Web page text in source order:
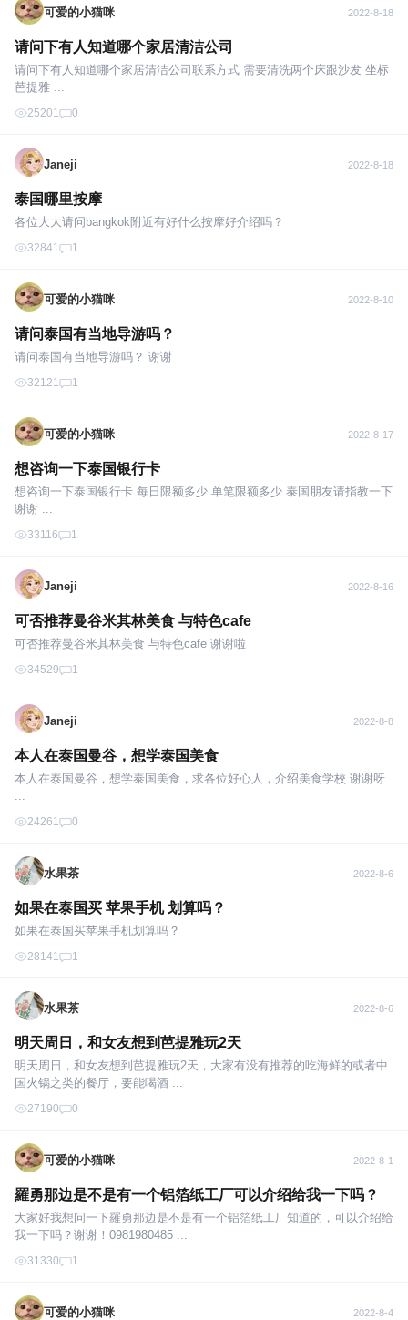
可爱的小猫咪 2022-8-18
请问下有人知道哪个家居清洁公司
请问下有人知道哪个家居清洁公司联系方式 需要清洗两个床跟沙发 坐标
芭提雅 ...
25201 0
Janeji 2022-8-18
泰国哪里按摩
各位大大请问bangkok附近有好什么按摩好介绍吗？
32841 1
可爱的小猫咪 2022-8-10
请问泰国有当地导游吗？
请问泰国有当地导游吗？ 谢谢
32121 1
可爱的小猫咪 2022-8-17
想咨询一下泰国银行卡
想咨询一下泰国银行卡 每日限额多少 单笔限额多少 泰国朋友请指教一下
谢谢 ...
33116 1
Janeji 2022-8-16
可否推荐曼谷米其林美食 与特色cafe
可否推荐曼谷米其林美食 与特色cafe 谢谢啦
34529 1
Janeji 2022-8-8
本人在泰国曼谷，想学泰国美食
本人在泰国曼谷，想学泰国美食，求各位好心人，介绍美食学校 谢谢呀
...
24261 0
水果茶 2022-8-6
如果在泰国买 苹果手机 划算吗？
如果在泰国买苹果手机划算吗？
28141 1
水果茶 2022-8-6
明天周日，和女友想到芭提雅玩2天
明天周日，和女友想到芭提雅玩2天，大家有没有推荐的吃海鲜的或者中
国火锅之类的餐厅，要能喝酒 ...
27190 0
可爱的小猫咪 2022-8-1
羅勇那边是不是有一个铝箔纸工厂可以介绍给我一下吗？
大家好我想问一下羅勇那边是不是有一个铝箔纸工厂知道的，可以介绍给
我一下吗？谢谢！0981980485 ...
31330 1
可爱的小猫咪 2022-8-4